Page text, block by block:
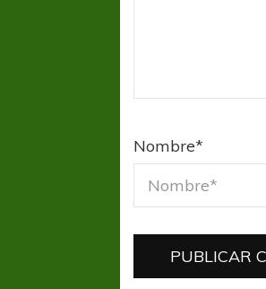
Nombre*